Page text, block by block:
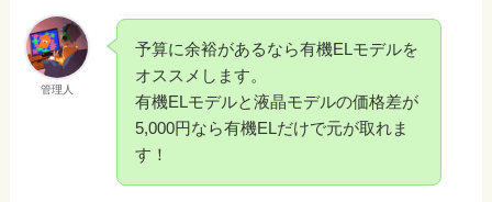
管理人
予算に余裕があるなら有機ELモデルを
オススメします。
有機ELモデルと液晶モデルの価格差が
5,000円なら有機ELだけで元が取れま
す！